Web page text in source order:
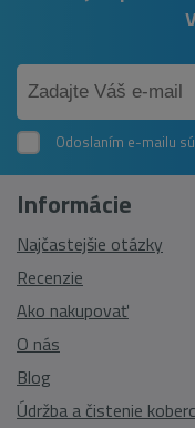
Odoslaním e-mailu
Informácie
Najčastejšie otázky
Recenzie
Ako nakupovať
O nás
Blog
Údržba a čistenie